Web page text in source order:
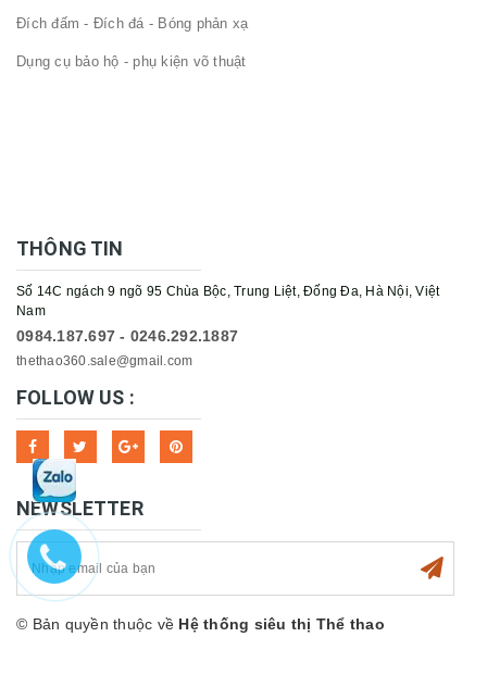
Đích đấm - Đích đá - Bóng phản xạ
Dụng cụ bảo hộ - phụ kiện võ thuật
THÔNG TIN
Số 14C ngách 9 ngõ 95 Chùa Bộc, Trung Liệt, Đống Đa, Hà Nội, Việt
Nam
0984.187.697 - 0246.292.1887
thethao360.sale@gmail.com
FOLLOW US :
NEWSLETTER
© Bản quyền thuộc về Hệ thống siêu thị Thể thao